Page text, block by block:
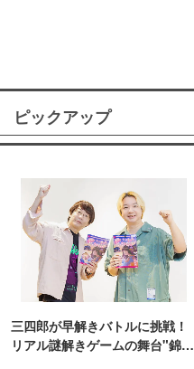
ピックアップ
三四郎が早解きバトルに挑戦！
リアル謎解きゲームの舞台"錦糸